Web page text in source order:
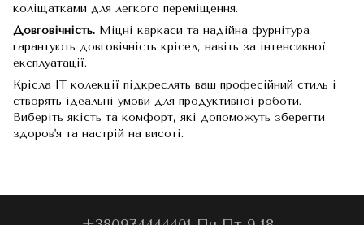
коліщатками для легкого переміщення.
Довговічність. Міцні каркаси та надійна фурнітура
гарантують довговічність крісел, навіть за інтенсивної
експлуатації.
Крісла IT колекції підкреслять ваш професійний стиль і
створять ідеальні умови для продуктивної роботи.
Виберіть якість та комфорт, які допоможуть зберегти
здоров'я та настрій на висоті.